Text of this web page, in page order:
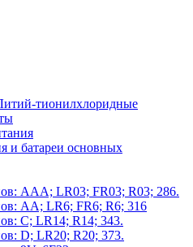
тионилхлоридные
и батареи основных
AAA; LR03; FR03; R03; 286.
AA; LR6; FR6; R6; 316
C; LR14; R14; 343.
D; LR20; R20; 373.